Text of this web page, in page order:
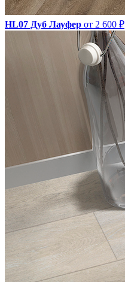
HL07 Дуб Лауфер от 2 600 ₽